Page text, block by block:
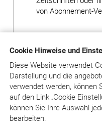
Cookie Hinweise und
Diese Website verwendet
Darstellung und die
verwendet werden, können
aufden Link „Cookie
können Sie Ihre Auswahl
bearbeiten.
von Abonnement-
oder eines Kommentars
(insbesondere den
erlischt das
der Verlag mit der
mit der ausdrücklichen
Ende der Widerrufsfrist
diese selbst veranlasst